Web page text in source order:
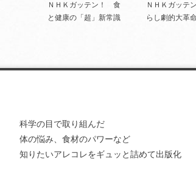
ＮＨＫガッテン！ 食
と健康の「超」新常識
ＮＨＫガッテ
らし劇的大革
科学の目で取り組んだ
体の悩み、食材のパワーなど
知りたいアレコレをギュッと詰めて出版化